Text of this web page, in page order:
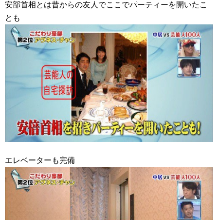
安部首相とは昔からの友人でここでパーティーを開いたこ
とも
エレベーターも完備